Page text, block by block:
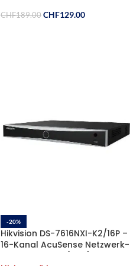
CHF189.00 CHF129.00
-20%
Hikvision DS-7616NXI-K2/16P –
16-Kanal AcuSense Netzwerk-